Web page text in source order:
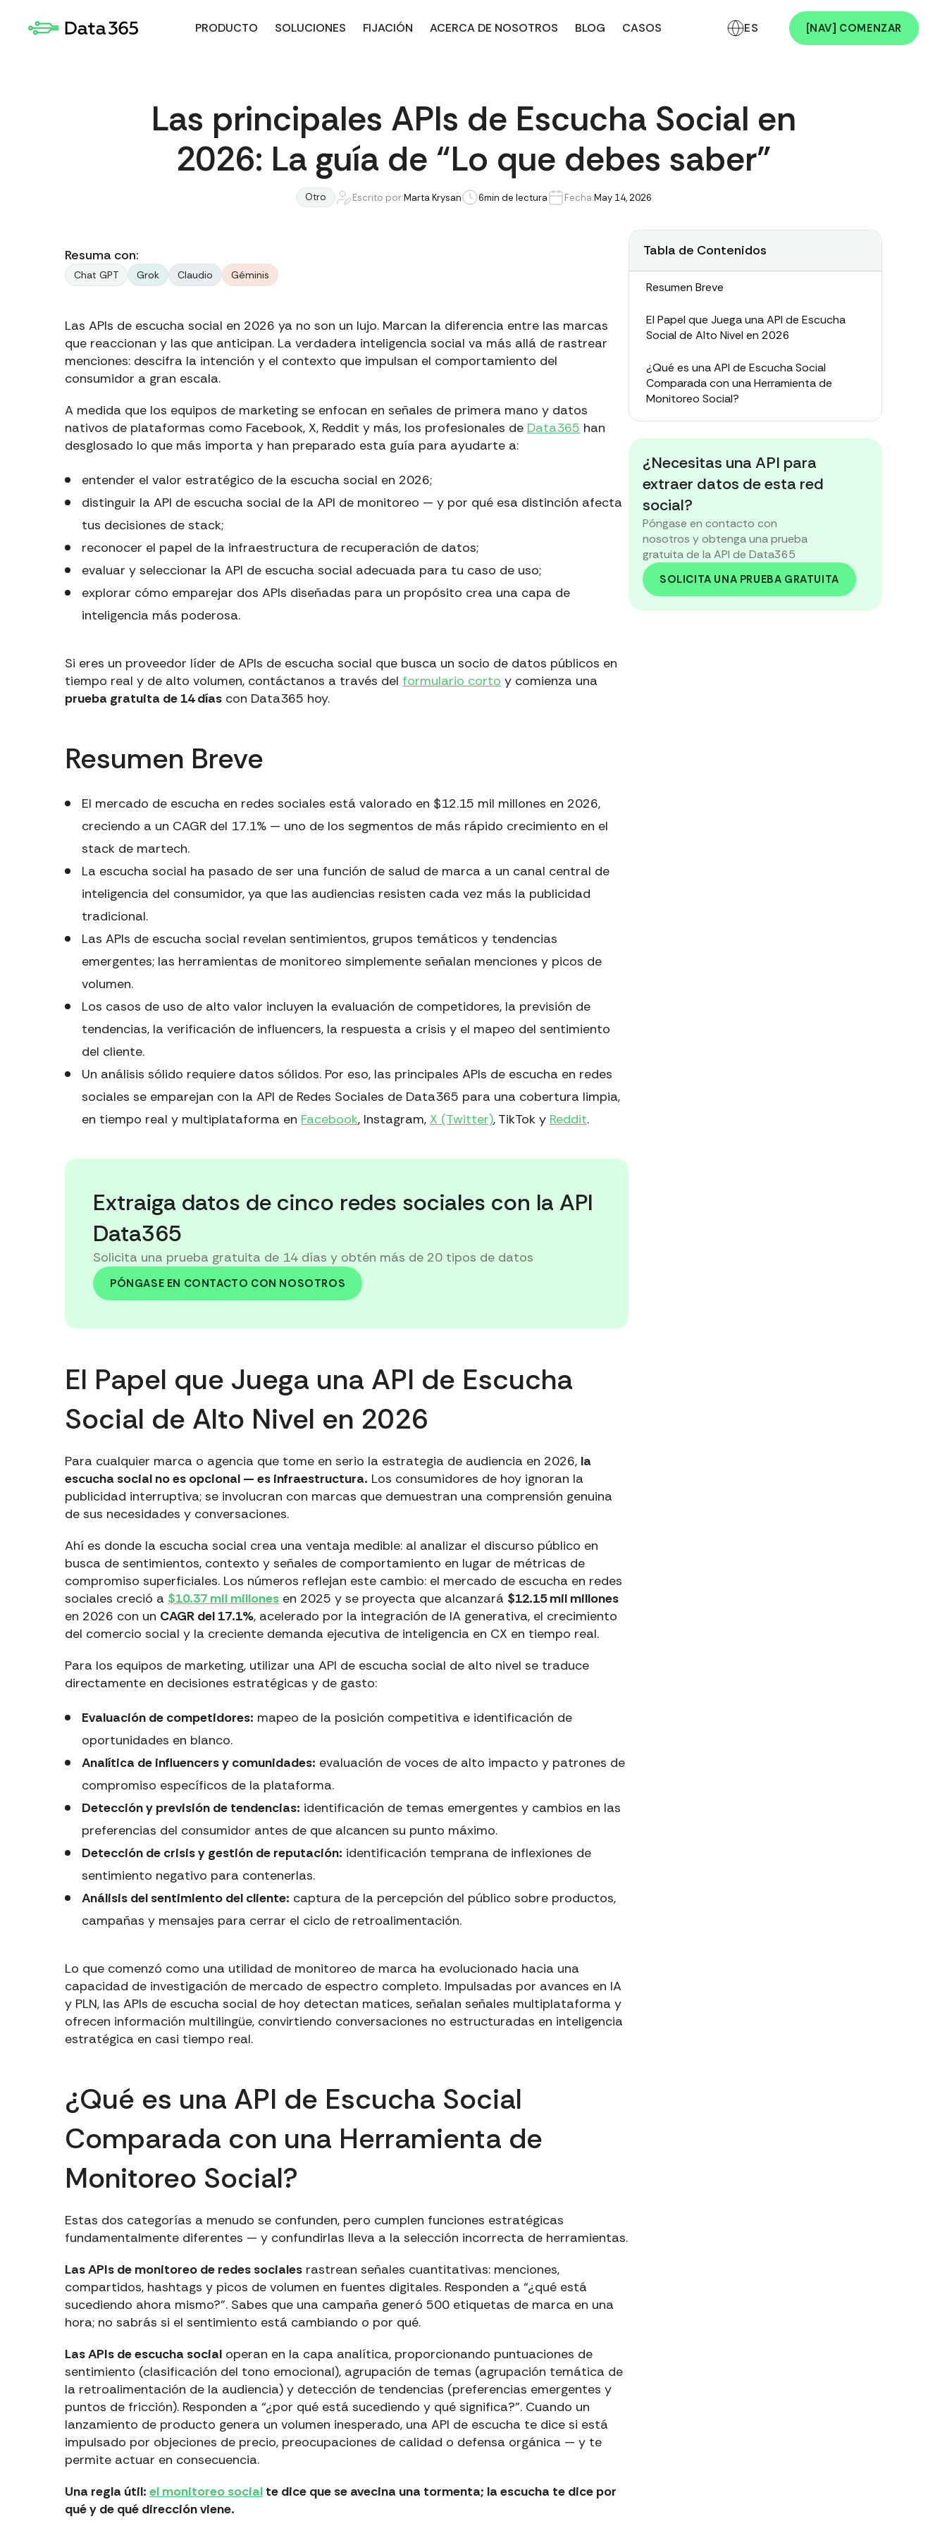
PRODUCTO SOLUCIONES FIJACIÓN ACERCA DE NOSOTROS BLOG CASOS ES [NAV] COMENZAR
Las principales APIs de Escucha Social en
2026: La guía de “Lo que debes saber”
Otro Escrito por:Marta Krysan 6min de lectura Fecha:May 14, 2026
Resuma con:
Chat GPT Grok Claudio Géminis
Las APIs de escucha social en 2026 ya no son un lujo. Marcan la diferencia entre las marcas
que reaccionan y las que anticipan. La verdadera inteligencia social va más allá de rastrear
menciones: descifra la intención y el contexto que impulsan el comportamiento del
consumidor a gran escala.
A medida que los equipos de marketing se enfocan en señales de primera mano y datos
nativos de plataformas como Facebook, X, Reddit y más, los profesionales de Data365 han
desglosado lo que más importa y han preparado esta guía para ayudarte a:
entender el valor estratégico de la escucha social en 2026;
distinguir la API de escucha social de la API de monitoreo — y por qué esa distinción afecta
tus decisiones de stack;
reconocer el papel de la infraestructura de recuperación de datos;
evaluar y seleccionar la API de escucha social adecuada para tu caso de uso;
explorar cómo emparejar dos APIs diseñadas para un propósito crea una capa de
inteligencia más poderosa.
Si eres un proveedor líder de APIs de escucha social que busca un socio de datos públicos en
tiempo real y de alto volumen, contáctanos a través del formulario corto y comienza una
prueba gratuita de 14 días con Data365 hoy.
Resumen Breve
El mercado de escucha en redes sociales está valorado en $12.15 mil millones en 2026,
creciendo a un CAGR del 17.1% — uno de los segmentos de más rápido crecimiento en el
stack de martech.
La escucha social ha pasado de ser una función de salud de marca a un canal central de
inteligencia del consumidor, ya que las audiencias resisten cada vez más la publicidad
tradicional.
Las APIs de escucha social revelan sentimientos, grupos temáticos y tendencias
emergentes; las herramientas de monitoreo simplemente señalan menciones y picos de
volumen.
Los casos de uso de alto valor incluyen la evaluación de competidores, la previsión de
tendencias, la verificación de influencers, la respuesta a crisis y el mapeo del sentimiento
del cliente.
Un análisis sólido requiere datos sólidos. Por eso, las principales APIs de escucha en redes
sociales se emparejan con la API de Redes Sociales de Data365 para una cobertura limpia,
en tiempo real y multiplataforma en Facebook, Instagram, X (Twitter), TikTok y Reddit.
Extraiga datos de cinco redes sociales con la API
Data365
Solicita una prueba gratuita de 14 días y obtén más de 20 tipos de datos
PÓNGASE EN CONTACTO CON NOSOTROS
El Papel que Juega una API de Escucha
Social de Alto Nivel en 2026
Para cualquier marca o agencia que tome en serio la estrategia de audiencia en 2026, la
escucha social no es opcional — es infraestructura. Los consumidores de hoy ignoran la
publicidad interruptiva; se involucran con marcas que demuestran una comprensión genuina
de sus necesidades y conversaciones.
Ahí es donde la escucha social crea una ventaja medible: al analizar el discurso público en
busca de sentimientos, contexto y señales de comportamiento en lugar de métricas de
compromiso superficiales. Los números reflejan este cambio: el mercado de escucha en redes
sociales creció a $10.37 mil millones en 2025 y se proyecta que alcanzará $12.15 mil millones
en 2026 con un CAGR del 17.1%, acelerado por la integración de IA generativa, el crecimiento
del comercio social y la creciente demanda ejecutiva de inteligencia en CX en tiempo real.
Para los equipos de marketing, utilizar una API de escucha social de alto nivel se traduce
directamente en decisiones estratégicas y de gasto:
Evaluación de competidores: mapeo de la posición competitiva e identificación de
oportunidades en blanco.
Analítica de influencers y comunidades: evaluación de voces de alto impacto y patrones de
compromiso específicos de la plataforma.
Detección y previsión de tendencias: identificación de temas emergentes y cambios en las
preferencias del consumidor antes de que alcancen su punto máximo.
Detección de crisis y gestión de reputación: identificación temprana de inflexiones de
sentimiento negativo para contenerlas.
Análisis del sentimiento del cliente: captura de la percepción del público sobre productos,
campañas y mensajes para cerrar el ciclo de retroalimentación.
Lo que comenzó como una utilidad de monitoreo de marca ha evolucionado hacia una
capacidad de investigación de mercado de espectro completo. Impulsadas por avances en IA
y PLN, las APIs de escucha social de hoy detectan matices, señalan señales multiplataforma y
ofrecen información multilingüe, convirtiendo conversaciones no estructuradas en inteligencia
estratégica en casi tiempo real.
¿Qué es una API de Escucha Social
Comparada con una Herramienta de
Monitoreo Social?
Estas dos categorías a menudo se confunden, pero cumplen funciones estratégicas
fundamentalmente diferentes — y confundirlas lleva a la selección incorrecta de herramientas.
Las APIs de monitoreo de redes sociales rastrean señales cuantitativas: menciones,
compartidos, hashtags y picos de volumen en fuentes digitales. Responden a “¿qué está
sucediendo ahora mismo?”. Sabes que una campaña generó 500 etiquetas de marca en una
hora; no sabrás si el sentimiento está cambiando o por qué.
Las APIs de escucha social operan en la capa analítica, proporcionando puntuaciones de
sentimiento (clasificación del tono emocional), agrupación de temas (agrupación temática de
la retroalimentación de la audiencia) y detección de tendencias (preferencias emergentes y
puntos de fricción). Responden a “¿por qué está sucediendo y qué significa?”. Cuando un
lanzamiento de producto genera un volumen inesperado, una API de escucha te dice si está
impulsado por objeciones de precio, preocupaciones de calidad o defensa orgánica — y te
permite actuar en consecuencia.
Una regla útil: el monitoreo social te dice que se avecina una tormenta; la escucha te dice por
qué y de qué dirección viene.
Tabla de Contenidos
Resumen Breve
El Papel que Juega una API de Escucha
Social de Alto Nivel en 2026
¿Qué es una API de Escucha Social
Comparada con una Herramienta de
Monitoreo Social?
¿Listo para Potenciar tu API de Escucha
¿Necesitas una API para
extraer datos de esta red
social?
Póngase en contacto con
nosotros y obtenga una prueba
gratuita de la API de Data365
SOLICITA UNA PRUEBA GRATUITA